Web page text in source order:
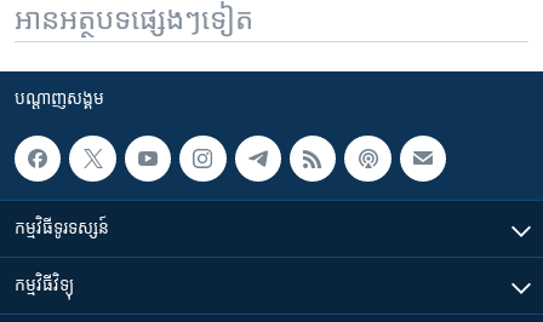
អានអត្ថបទផ្សេងៗទៀត
បណ្តាញ​សង្គម
កម្មវិធី​ទូរទស្សន៍
កម្មវិធី​វិទ្យុ